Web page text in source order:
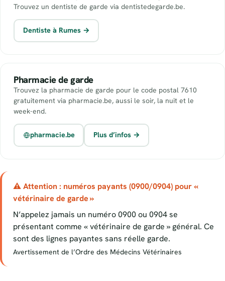
Trouvez un dentiste de garde via dentistedegarde.be.
Dentiste à Rumes →
Pharmacie de garde
Trouvez la pharmacie de garde pour le code postal 7610
gratuitement via pharmacie.be, aussi le soir, la nuit et le
week-end.
pharmacie.be Plus d’infos →
⚠ Attention : numéros payants (0900/0904) pour «
vétérinaire de garde »
N’appelez jamais un numéro 0900 ou 0904 se
présentant comme « vétérinaire de garde » général. Ce
sont des lignes payantes sans réelle garde.
Avertissement de l’Ordre des Médecins Vétérinaires